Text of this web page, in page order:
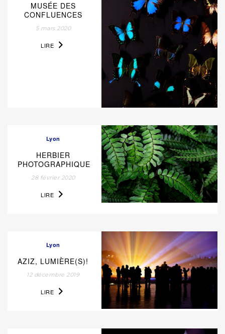
MUSÉE DES
CONFLUENCES
5 mars 2020
LIRE
Lyon
HERBIER
PHOTOGRAPHIQUE
28 février 2020
LIRE
Lyon
AZIZ, LUMIÈRE(S)!
12 décembre 2019
LIRE